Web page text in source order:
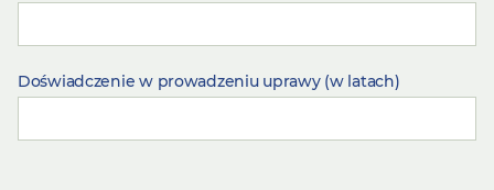
Doświadczenie w prowadzeniu uprawy (w latach)